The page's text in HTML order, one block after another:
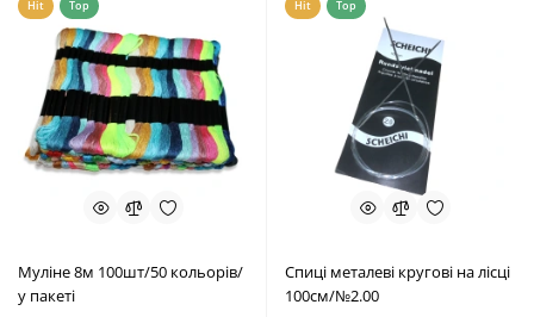
Hit Top
Муліне 8м 100шт/50 кольорів/
у пакеті
Hit Top
Спиці металеві кругові на лісці
100см/№2.00